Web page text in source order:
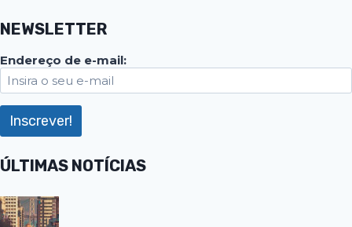
NEWSLETTER
Endereço de e-mail:
ÚLTIMAS NOTÍCIAS